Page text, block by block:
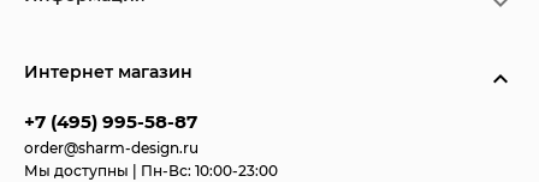
Интернет магазин
+7 (495) 995-58-87
order@sharm-design.ru
Мы доступны | Пн-Вс: 10:00-23:00